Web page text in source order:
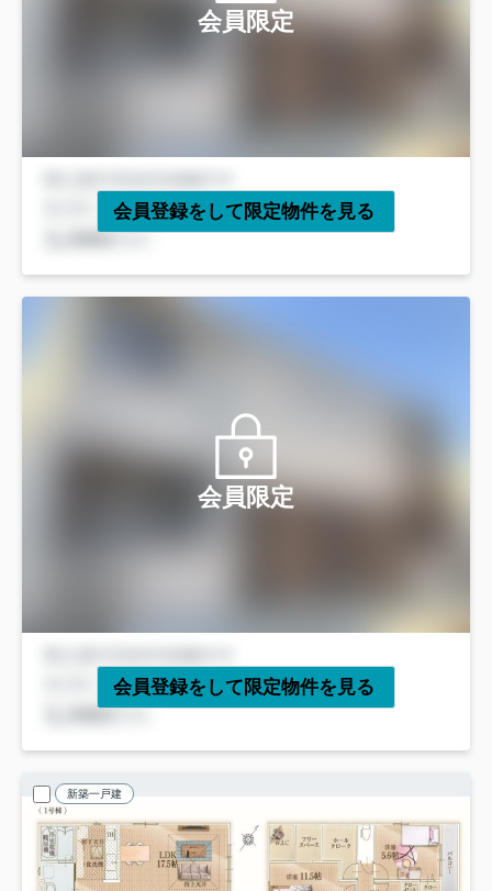
会員限定
会員登録をして限定物件を見る
会員限定
会員登録をして限定物件を見る
新築一戸建